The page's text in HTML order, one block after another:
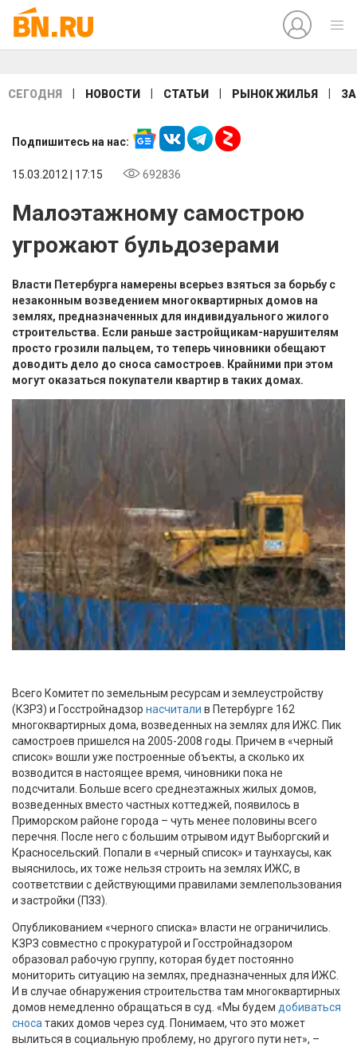
СЕГОДНЯ НОВОСТИ СТАТЬИ РЫНОК ЖИЛЬЯ
Подпишитесь на нас:
15.03.2012 | 17:15 692836
Малоэтажному самострою
угрожают бульдозерами
Власти Петербурга намерены всерьез взяться за борьбу с
незаконным возведением многоквартирных домов на
землях, предназначенных для индивидуального жилого
строительства. Если раньше застройщикам-нарушителям
просто грозили пальцем, то теперь чиновники обещают
доводить дело до сноса самостроев. Крайними при этом
могут оказаться покупатели квартир в таких домах.
Всего Комитет по земельным ресурсам и землеустройству
(КЗРЗ) и Госстройнадзор насчитали в Петербурге 162
многоквартирных дома, возведенных на землях для ИЖС. Пик
самостроев пришелся на 2005-2008 годы. Причем в «черный
список» вошли уже построенные объекты, а сколько их
возводится в настоящее время, чиновники пока не
подсчитали. Больше всего среднеэтажных жилых домов,
возведенных вместо частных коттеджей, появилось в
Приморском районе города – чуть менее половины всего
перечня. После него с большим отрывом идут Выборгский и
Красносельский. Попали в «черный список» и таунхаусы, как
выяснилось, их тоже нельзя строить на землях ИЖС, в
соответствии с действующими правилами землепользования
и застройки (ПЗЗ).
Опубликованием «черного списка» власти не ограничились.
КЗРЗ совместно с прокуратурой и Госстройнадзором
образовал рабочую группу, которая будет постоянно
мониторить ситуацию на землях, предназначенных для ИЖС.
И в случае обнаружения строительства там многоквартирных
домов немедленно обращаться в суд. «Мы будем добиваться
сноса таких домов через суд. Понимаем, что это может
вылиться в социальную проблему, но другого пути нет», –